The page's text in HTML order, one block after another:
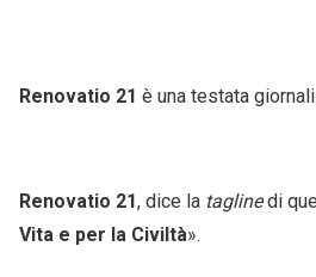
Renovatio 21 è una testata
Renovatio 21, dice la taglinedi
Vita e per la Civiltà».